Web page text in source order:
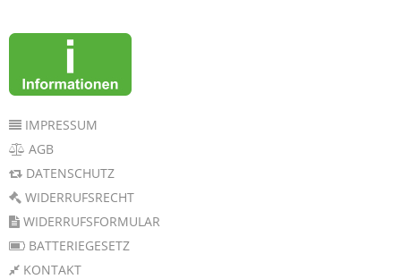
IMPRESSUM
AGB
DATENSCHUTZ
WIDERRUFSRECHT
WIDERRUFSFORMULAR
BATTERIEGESETZ
KONTAKT